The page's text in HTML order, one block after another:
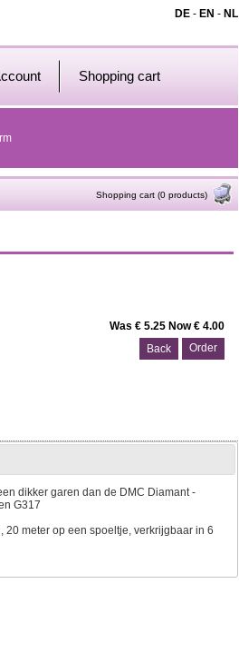
DE - EN - NL
Shopping cart
Shopping cart (0 products)
Was € 5.25 Now € 4.00
Back
dikker garen dan de DMC Diamant -
G317
meter op een spoeltje, verkrijgbaar in 6